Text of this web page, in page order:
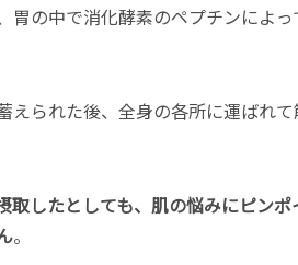
胃の中で消化酵素のペプチンによ
えられた後、全身の各所に運ばれ
取したとしても、肌の悩みにピン
。